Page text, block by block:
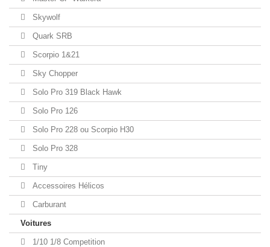
Skywolf
Quark SRB
Scorpio 1&21
Sky Chopper
Solo Pro 319 Black Hawk
Solo Pro 126
Solo Pro 228 ou Scorpio H30
Solo Pro 328
Tiny
Accessoires Hélicos
Carburant
Voitures
1/10 1/8 Competition